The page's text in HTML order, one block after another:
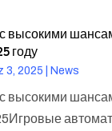
высокими
году
3, 2025 News
высокими